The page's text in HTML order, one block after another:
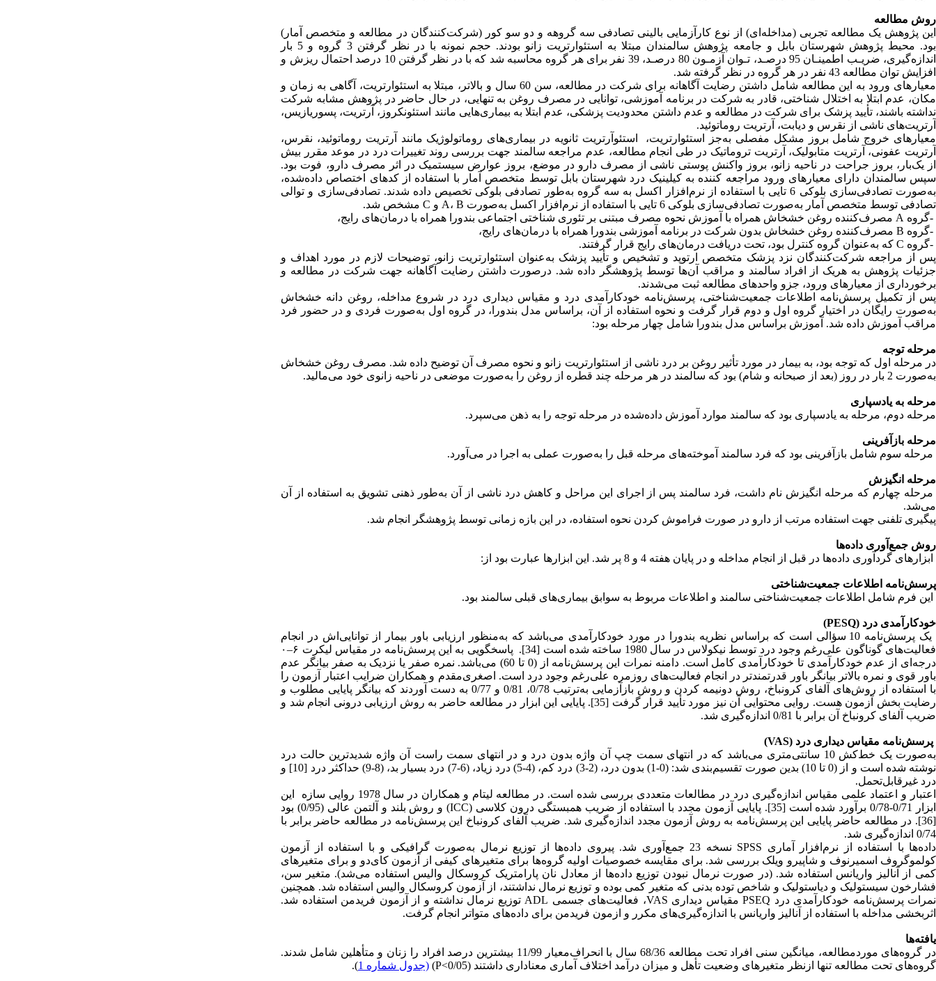
روش مطالعه
این پژوهش یک مطالعه تجربی (مداخله‌ای) از نوع کارآزمایی بالینی تصادفی سه گروهه و دو سو کور (شرکت‌کنندگان در مطالعه و متخصص آمار)
بود. محیط پژوهش شهرستان بابل و جامعه پژوهش سالمندان مبتلا به استئوارتریت زانو بودند. حجم نمونه با در نظر گرفتن 3 گروه و 5 بار
اندازه‌گیری، ضریـب اطمینـان 95 درصـد، تـوان آزمـون 80 درصـد، 39 نفر برای هر گروه محاسبه شد که با در نظر گرفتن 10 درصد احتمال ریزش و
افزایش توان مطالعه 43 نفر در هر گروه در نظر گرفته شد.
معیارهای ورود به این مطالعه شامل داشتن رضایت آگاهانه برای شرکت در مطالعه، سن 60 سال و بالاتر، مبتلا به استئوارتریت، آگاهی به زمان و
مکان، عدم ابتلا به اختلال شناختی، قادر به شرکت در برنامه آموزشی، توانایی در مصرف روغن به تنهایی، در حال حاضر در پژوهش مشابه شرکت
نداشته باشند، تأیید پزشک برای شرکت در مطالعه و عدم داشتن محدودیت پزشکی، عدم ابتلا به بیماری‌هایی مانند استئونکروز، آرتریت، پسوریازیس،
آرتریت‌های ناشی از نقرس و دیابت، آرتریت روماتوئید.
معیارهای خروج شامل بروز مشکل مفصلی به‌جز استئوارتریت، استئوآرتریت ثانویه در بیماری‌های روماتولوژیک مانند آرتریت روماتوئید، نقرس،
آرتریت عفونی، آرتریت متابولیک، آرتریت تروماتیک در طی انجام مطالعه، عدم مراجعه سالمند جهت بررسی روند تغییرات درد در موعد مقرر بیش
از یک‌بار، بروز جراحت در ناحیه زانو، بروز واکنش پوستی ناشی از مصرف دارو در موضع، بروز عوارض سیستمیک در اثر مصرف دارو، فوت بود.
سپس سالمندان دارای معیارهای ورود مراجعه‌ کننده به کیلینیک درد شهرستان بابل توسط متخصص آمار با استفاده از کدهای اختصاص داده‌شده،
به‌صورت تصادفی‌سازی بلوکی 6 تایی با استفاده از نرم‌افزار اکسل به سه گروه به‌طور تصادفی بلوکی تخصیص داده شدند. تصادفی‌سازی و توالی
تصادفی توسط متخصص آمار به‌صورت تصادفی‌سازی بلوکی 6 تایی با استفاده از نرم‌افزار اکسل به‌صورت A، B و C مشخص شد.
-گروه A مصرف‌کننده روغن خشخاش همراه با آموزش نحوه مصرف مبتنی بر تئوری شناختی اجتماعی بندورا همراه با درمان‌های رایج،
-گروه B مصرف‌کننده روغن خشخاش بدون شرکت در برنامه آموزشی بندورا همراه با درمان‌های رایج،
-گروه C که به‌عنوان گروه کنترل بود، تحت دریافت درمان‌های رایج قرار گرفتند.
پس از مراجعه شرکت‌کنندگان نزد پزشک متخصص ارتوپد و تشخیص و تأیید پزشک به‌عنوان استئوارتریت زانو، توضیحات لازم در مورد اهداف و
جزئیات پژوهش به هریک از افراد سالمند و مراقب آن‌ها توسط پژوهشگر داده شد. درصورت داشتن رضایت آگاهانه جهت شرکت در مطالعه و
برخورداری از معیارهای ورود، جزو واحدهای مطالعه ثبت می‌شدند.
پس از تکمیل پرسش‌نامه اطلاعات جمعیت‌شناختی، پرسش‌نامه خودکارآمدی درد و مقیاس دیداری درد در شروع مداخله، روغن دانه خشخاش
به‌صورت رایگان در اختیار گروه اول و دوم قرار گرفت و نحوه استفاده از آن، براساس مدل بندورا، در گروه اول به‌صورت فردی و در حضور فرد
مراقب آموزش داده شد. آموزش براساس مدل بندورا شامل چهار مرحله بود:
مرحله توجه
در مرحله اول که توجه بود، به بیمار در مورد تأثیر روغن بر درد ناشی از استئوارتریت زانو و نحوه مصرف آن توضیح داده شد. مصرف روغن خشخاش
به‌صورت 2 بار در روز (بعد از صبحانه و شام) بود که سالمند در هر مرحله چند قطره از روغن را به‌صورت موضعی در ناحیه زانوی خود می‌مالید.
مرحله به یادسپاری
مرحله دوم، مرحله به یادسپاری بود که سالمند موارد آموزش داده‌شده در مرحله توجه را به ذهن می‌سپرد.
مرحله بازآفرینی
مرحله سوم شامل بازآفرینی بود که فرد سالمند آموخته‌های مرحله قبل را به‌صورت عملی به اجرا در می‌آورد.
مرحله انگیزش
مرحله چهارم که مرحله انگیزش نام داشت، فرد سالمند پس از اجرای این مراحل و کاهش درد ناشی از آن به‌طور ذهنی تشویق به استفاده از آن
می‌شد.
پیگیری تلفنی جهت استفاده مرتب از دارو در صورت فراموش کردن نحوه استفاده، در این بازه زمانی توسط پژوهشگر انجام شد.
روش جمع‌آوری داده‌ها
ابزارهای گردآوری داده‌ها در قبل از انجام مداخله و در پایان هفته 4 و 8 پر شد. این ابزارها عبارت بود از:
پرسش‌نامه اطلاعات جمعیت‌شناختی
این فرم شامل اطلاعات جمعیت‌شناختی سالمند و اطلاعات مربوط به سوابق بیماری‌های قبلی سالمند بود.
خودکارآمدی درد (PESQ)
یک پرسش‌نامه 10 سؤالی است که براساس نظریه بندورا در مورد خودکارآمدی می‌باشد که به‌منظور ارزیابی باور بیمار از توانایی‌اش در انجام
فعالیت‌های گوناگون علی‌رغم وجود درد توسط نیکولاس در سال 1980 ساخته شده است [34]. پاسخگویی به این پرسش‌نامه در مقیاس لیکرت ۶–۰
درجه‌ای از عدم خودکارآمدی تا خودکارآمدی کامل است. دامنه نمرات این پرسش‌نامه از (0 تا 60) می‌باشد. نمره صفر یا نزدیک به صفر بیانگر عدم
باور قوی و نمره بالاتر بیانگر باور قدرتمندتر در انجام فعالیت‌های روزمره علی‌رغم وجود درد است. اصغری‌مقدم و همکاران ضرایب اعتبار آزمون را
با استفاده از روش‌های آلفای کرونباخ، روش دونیمه کردن و روش بازآزمایی به‌ترتیب 0/78، 0/81 و 0/77 به دست آوردند که بیانگر پایایی مطلوب و
رضایت بخش آزمون هست. روایی محتوایی آن نیز مورد تأیید قرار گرفت [35]. پایایی این ابزار در مطالعه حاضر به روش ارزیابی درونی انجام شد و
ضریب آلفای کرونباخ آن برابر با 0/81 اندازه‌گیری شد.
پرسش‌نامه مقیاس دیداری درد (VAS)
به‌صورت یک خط‌کش 10 سانتی‌متری می‌باشد که در انتهای سمت چپ آن واژه بدون درد و در انتهای سمت راست آن واژه شدیدترین حالت درد
نوشته شده است و از (0 تا 10) بدین صورت تقسیم‌بندی شد: (0-1) بدون درد، (2-3) درد کم، (4-5) درد زیاد، (6-7) درد بسیار بد، (8-9) حداکثر درد [10] و
درد غیرقابل‌تحمل.
اعتبار و اعتماد علمی مقیاس اندازه‌گیری درد در مطالعات متعددی بررسی شده است. در مطالعه لیتام و همکاران در سال 1978 روایی سازه این
ابزار 0/71-0/78 برآورد شده است [35]. پایایی آزمون مجدد با استفاده از ضریب همبستگی درون کلاسی (ICC) و روش بلند و آلتمن عالی (0/95) بود
[36]. در مطالعه حاضر پایایی این پرسش‌نامه به روش آزمون مجدد اندازه‌گیری شد. ضریب آلفای کرونباخ این پرسش‌نامه در مطالعه حاضر برابر با
0/74 اندازه‌گیری شد.
داده‌ها با استفاده از نرم‌افزار آماری SPSS نسخه 23 جمع‌آوری شد. پیروی داده‌ها از توزیع نرمال به‌صورت گرافیکی و با استفاده از آزمون
کولموگروف اسمیرنوف و شاپیرو ویلک بررسی شد. برای مقایسه خصوصیات اولیه گروه‌ها برای متغیرهای کیفی از آزمون کای‌دو و برای متغیرهای
کمی از آنالیز واریانس استفاده شد. (در صورت نرمال نبودن توزیع داده‌ها از معادل نان پارامتریک کروسکال والیس استفاده می‌شد). متغیر سن،
فشارخون سیستولیک و دیاستولیک و شاخص توده بدنی که متغیر کمی بوده و توزیع نرمال نداشتند، از آزمون کروسکال والیس استفاده شد. همچنین
نمرات پرسش‌نامه خودکارآمدی درد PSEQ مقیاس دیداری VAS، فعالیت‌های جسمی ADL توزیع نرمال نداشته و از آزمون فریدمن استفاده شد.
اثربخشی مداخله با استفاده از آنالیز واریانس با اندازه‌گیری‌های مکرر و ازمون فریدمن برای داده‌های متواتر انجام گرفت.
یافته‌ها
در گروه‌های موردمطالعه، میانگین سنی افراد تحت مطالعه 68/36 سال با انحراف‌معیار 11/99 بیشترین درصد افراد را زنان و متأهلین شامل شدند.
گروه‌های تحت مطالعه تنها ازنظر متغیرهای وضعیت تأهل و میزان درآمد اختلاف آماری معناداری داشتند (0/05>P)
(جدول شماره 1 ).